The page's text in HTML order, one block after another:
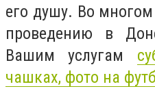
его душу. Во
проведению в
Вашим услугам
чашках, фото на